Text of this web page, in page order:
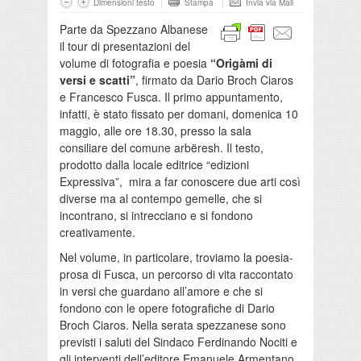
Dimensioni testo Stampa Invia via Mail
Parte da Spezzano Albanese
il tour di presentazioni del
volume di fotografia e poesia “Origàmi di
versi e scatti”, firmato da Dario Broch Ciaros
e Francesco Fusca. Il primo appuntamento,
infatti, è stato fissato per domani, domenica 10
maggio, alle ore 18.30, presso la sala
consiliare del comune arbëresh. Il testo,
prodotto dalla locale editrice “edizioni
Expressiva”, mira a far conoscere due arti così
diverse ma al contempo gemelle, che si
incontrano, si intrecciano e si fondono
creativamente.
Nel volume, in particolare, troviamo la poesia-
prosa di Fusca, un percorso di vita raccontato
in versi che guardano all’amore e che si
fondono con le opere fotografiche di Dario
Broch Ciaros. Nella serata spezzanese sono
previsti i saluti del Sindaco Ferdinando Nociti e